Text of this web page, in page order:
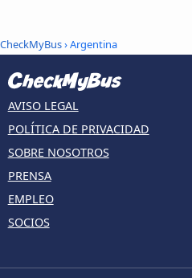
CheckMyBus› Argentina
AVISO LEGAL
POLÍTICA DE PRIVACIDAD
SOBRE NOSOTROS
PRENSA
EMPLEO
SOCIOS